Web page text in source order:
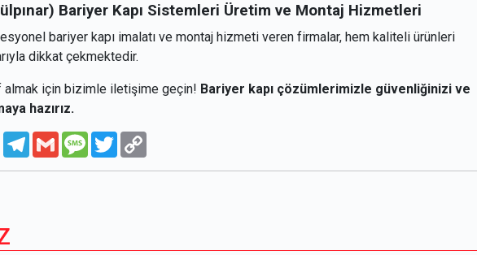
Bariyer Kapı Sistemleri Üretim ve Montaj Hizmetleri
bariyer kapı imalatı ve montaj hizmeti veren firmalar, hem kaliteli ürünleri
dikkat çekmektedir.
almak için bizimle iletişime geçin! Bariyer kapı çözümlerimizle güvenliğinizi ve
hazırız.
WhatsAppTelegram
Gmail Message
Twitter